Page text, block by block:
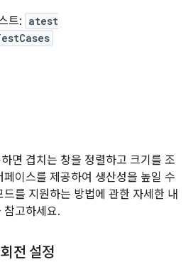
트: atest
면 겹치는 창을 정렬하고 크기를 조
이스를 제공하여 생산성을 높일 수
를 지원하는 방법에 관한 자세한 내
참고하세요.
전 설정